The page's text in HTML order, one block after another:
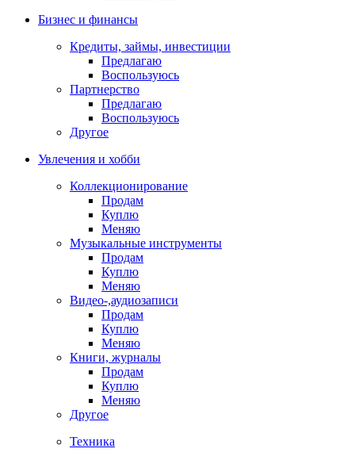
Бизнес и финансы
Кредиты, займы, инвестиции
Предлагаю
Воспользуюсь
Партнерство
Предлагаю
Воспользуюсь
Другое
Увлечения и хобби
Коллекционирование
Продам
Куплю
Меняю
Музыкальные инструменты
Продам
Куплю
Меняю
Видео-,аудиозаписи
Продам
Куплю
Меняю
Книги, журналы
Продам
Куплю
Меняю
Другое
Техника